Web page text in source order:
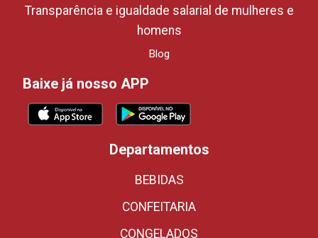
Transparência e igualdade salarial de mulheres e
homens
Blog
Baixe já nosso APP
Departamentos
BEBIDAS
CONFEITARIA
CONGELADOS